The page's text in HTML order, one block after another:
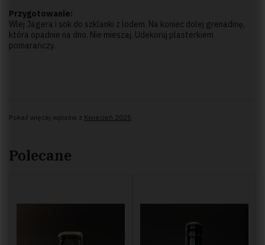
Przygotowanie:
Wlej Jägera i sok do szklanki z lodem. Na koniec dolej grenadinę,
która opadnie na dno. Nie mieszaj. Udekoruj plasterkiem
pomarańczy.
Pokaż więcej wpisów z Kwiecień 2025
Polecane